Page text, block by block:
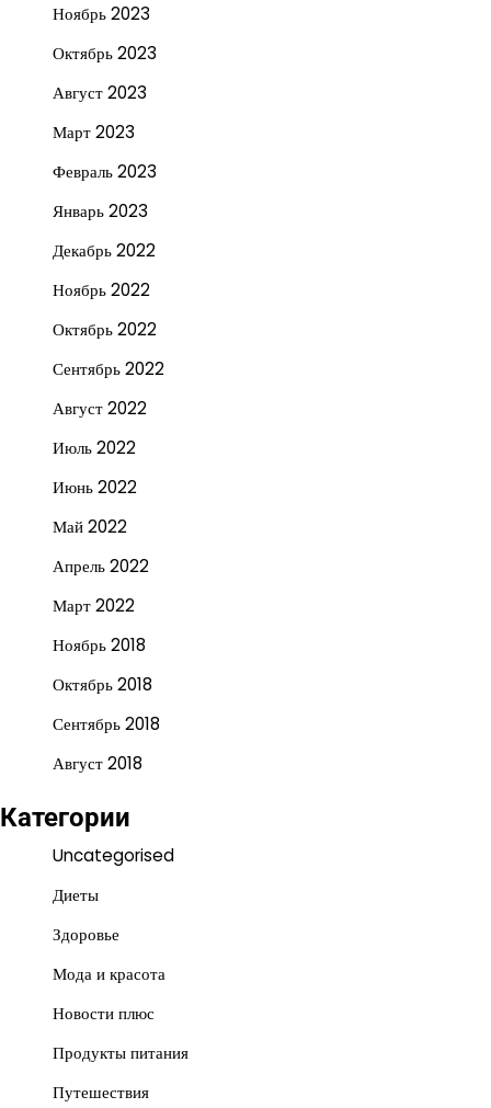
Ноябрь 2023
Октябрь 2023
Август 2023
Март 2023
Февраль 2023
Январь 2023
Декабрь 2022
Ноябрь 2022
Октябрь 2022
Сентябрь 2022
Август 2022
Июль 2022
Июнь 2022
Май 2022
Апрель 2022
Март 2022
Ноябрь 2018
Октябрь 2018
Сентябрь 2018
Август 2018
Категории
Uncategorised
Диеты
Здоровье
Мода и красота
Новости плюс
Продукты питания
Путешествия